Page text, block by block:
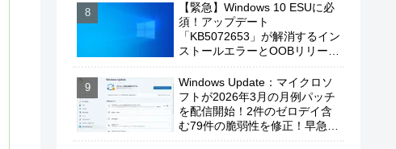
【緊急】Windows 10 ESUに必
須！アップデート
「KB5072653」が解消するイン
ストールエラーとOOBリリース
Windows Update：マイクロソ
フトが2026年3月の月例パッチ
を配信開始！2件のゼロデイ含
む79件の脆弱性を修正！早急に